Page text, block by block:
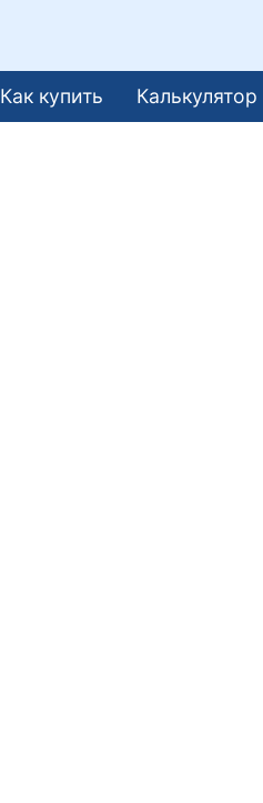
Как купить Калькулятор